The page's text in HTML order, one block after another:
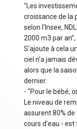
"Les
croissance de la
selon l'Insee,
2000 m3 par
S'ajoute à cela
ciel n'a jamais
alors que la
dernier.
- "Pour le bébé,
Le niveau de
assurent 80%
cours d'eau -